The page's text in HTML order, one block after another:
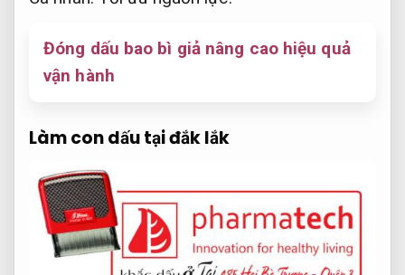
Đóng dấu bao bì giả nâng cao hiệu quả
vận hành
Làm con dấu tại đắk lắk